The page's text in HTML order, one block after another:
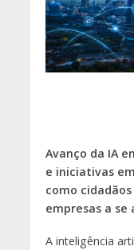
Avanço da IA
e iniciativas
como
empresas a se
A inteligência